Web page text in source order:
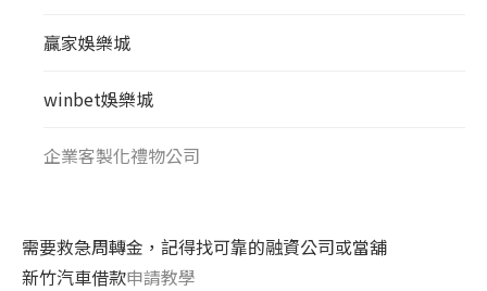
贏家娛樂城
winbet娛樂城
企業客製化禮物公司
需要救急周轉金，記得找可靠的融資公司或當舖
新竹汽車借款申請教學